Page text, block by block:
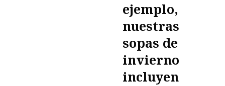
ejemplo,
nuestras
sopas de
invierno
incluyen